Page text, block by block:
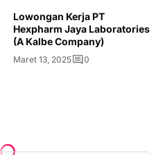
Lowongan Kerja PT
Hexpharm Jaya Laboratories
(A Kalbe Company)
Maret 13, 2025 0